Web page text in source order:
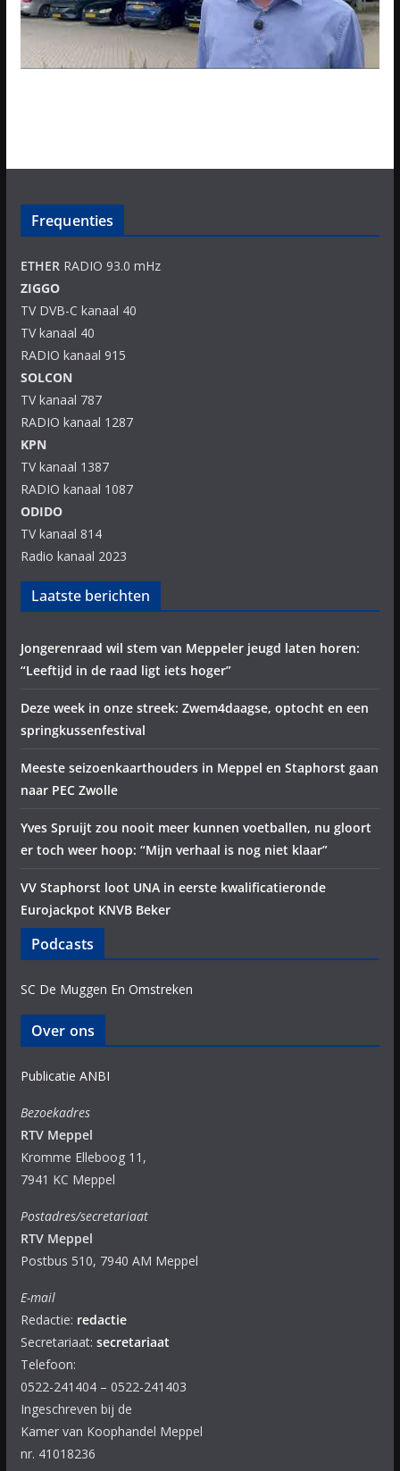
Frequenties
ETHERRADIO 93.0 mHz
ZIGGO
TV DVB-C kanaal 40
TV kanaal 40
RADIO kanaal 915
SOLCON
TV kanaal 787
RADIO kanaal 1287
KPN
TV kanaal 1387
RADIO kanaal 1087
ODIDO
TV kanaal 814
Radio kanaal 2023
Laatste berichten
Jongerenraad wil stem van Meppeler jeugd laten horen:
“Leeftijd in de raad ligt iets hoger”
Deze week in onze streek: Zwem4daagse, optocht en een
springkussenfestival
Meeste seizoenkaarthouders in Meppel en Staphorst gaan
naar PEC Zwolle
Yves Spruijt zou nooit meer kunnen voetballen, nu gloort
er toch weer hoop: “Mijn verhaal is nog niet klaar”
VV Staphorst loot UNA in eerste kwalificatieronde
Eurojackpot KNVB Beker
Podcasts
SC De Muggen En Omstreken
Over ons
Publicatie ANBI
Bezoekadres
RTV Meppel
Kromme Elleboog 11,
7941 KC Meppel
Postadres/secretariaat
RTV Meppel
Postbus 510, 7940 AM Meppel
E-mail
Redactie: redactie
Secretariaat: secretariaat
Telefoon:
0522-241404 – 0522-241403
Ingeschreven bij de
Kamer van Koophandel Meppel
nr. 41018236